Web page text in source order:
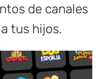
de canales
tus hijos.